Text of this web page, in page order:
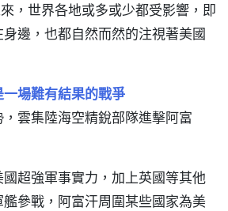
，世界各地或多或少都受影響，即
邊，也都自然而然的注視著美國
一場難有結果的戰爭
雲集陸海空精銳部隊進擊阿富
超強軍事實力，加上英國等其他
參戰，阿富汗周圍某些國家為美